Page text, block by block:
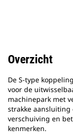
Overzicht
De S-type
voor de
machinepark met
strakke
verschuiving en
kenmerken.